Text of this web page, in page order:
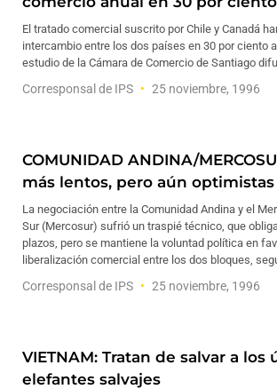
El tratado comercial suscrito por Chile y Canadá
intercambio entre los dos países en 30 por ciento
estudio de la Cámara de Comercio de Santiago
Corresponsal de IPS 25 noviembre, 1996
COMUNIDAD ANDINA/
más lentos, pero aún optimistas
La negociación entre la Comunidad Andina y el
Sur (Mercosur) sufrió un traspié técnico, que
plazos, pero se mantiene la voluntad política en
liberalización comercial entre los dos bloques,
Corresponsal de IPS 25 noviembre, 1996
VIETNAM: Tratan de salvar a los
elefantes salvajes